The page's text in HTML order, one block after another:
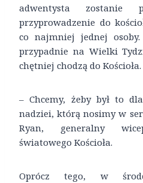
adwentysta zostanie
przyprowadzenie do
co najmniej jednej
przypadnie na Wielki
chętniej chodzą do Kościoła.
– Chcemy, żeby był to
nadziei, którą nosimy w
Ryan, generalny
światowego Kościoła.
Oprócz tego, w